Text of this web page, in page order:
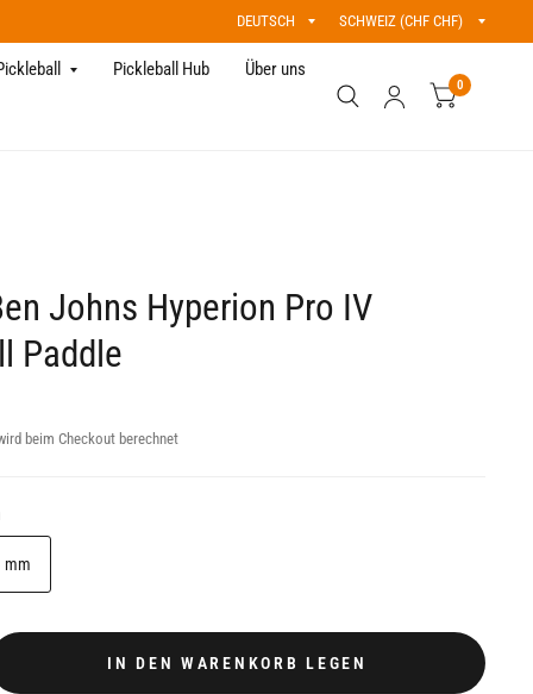
Land/Region
Land/Region
aktualisieren
Pickleball Hub Über uns
0
Johns Hyperion Pro IV
Paddle
beim Checkout berechnet
mm
IN DEN WARENKORB LEGEN